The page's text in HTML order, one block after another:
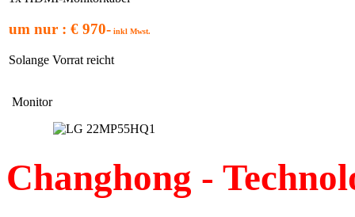
um nur : € 970- inkl Mwst.
Solange Vorrat reicht
Monitor
Changhong -